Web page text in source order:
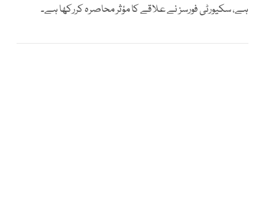
ہے، سکیورٹی فورسز نے علاقے کا مؤثر محاصرہ کررکھا ہے۔